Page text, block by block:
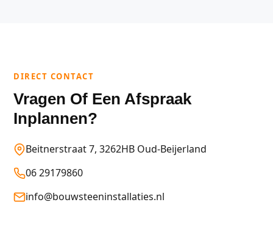
DIRECT CONTACT
Vragen Of Een Afspraak
Inplannen?
Beitnerstraat 7, 3262HB Oud-Beijerland
06 29179860
info@bouwsteeninstallaties.nl